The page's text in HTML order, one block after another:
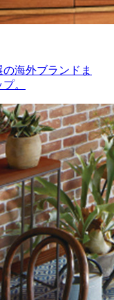
海外ブランドま
。